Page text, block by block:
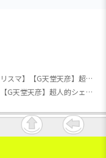
【カリスマ】【G天堂天彦】超人的シェアハウスストーリー『カリスマ』 おなまえアクリルバッジ～カリスマワールド～
【カリスマ】【G天堂天彦】超人的シェアハウスストーリー『カリスマ』 おなまえアクリルバッジ～カリスマワールド～